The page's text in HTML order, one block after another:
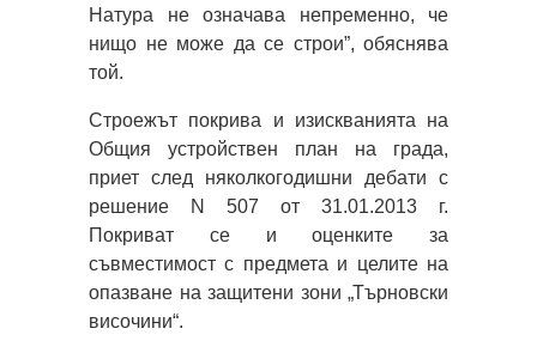
Натура не означава непременно, че
нищо не може да се строи”, обяснява
той.
Строежът покрива и изискванията на
Общия устройствен план на града,
приет след няколкогодишни дебати с
решение N 507 от 31.01.2013 г.
Покриват се и оценките за
съвместимост с предмета и целите на
опазване на защитени зони „Търновски
височини“.